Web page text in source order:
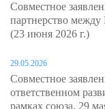
Совместное
партнерство
(23 июня 2026 г.)
29.05.2026
Совместное
ответственном
рамках союза, 29